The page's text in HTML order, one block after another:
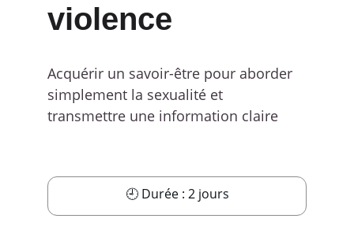
violence
Acquérir un savoir-être pour aborder
simplement la sexualité et
transmettre une information claire
🕘 Durée : 2 jours